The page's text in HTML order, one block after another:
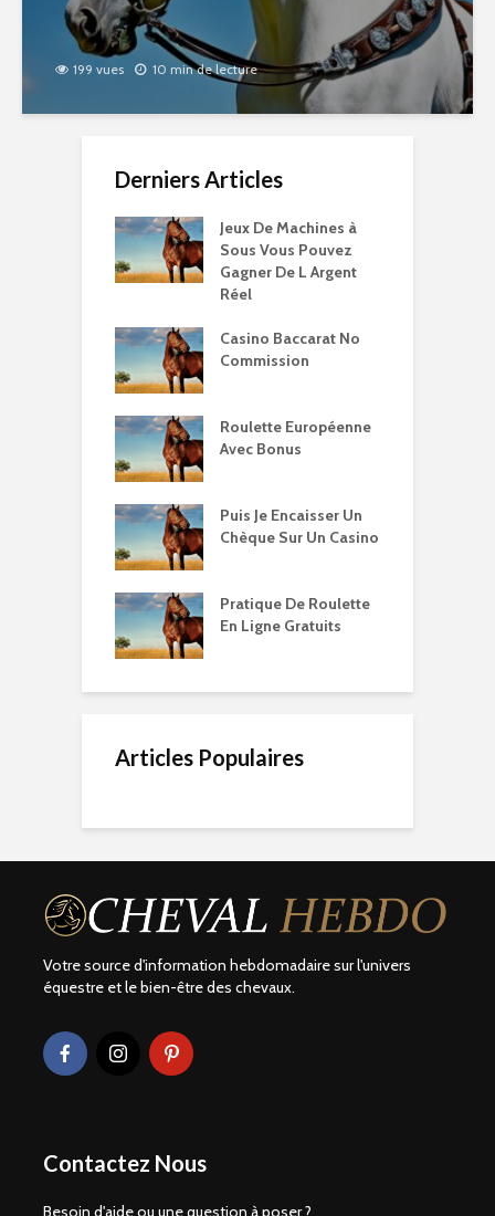
199 vues 10 min de lecture
Derniers Articles
Jeux De Machines à
Sous Vous Pouvez
Gagner De L Argent
Réel
Casino Baccarat No
Commission
Roulette Européenne
Avec Bonus
Puis Je Encaisser Un
Chèque Sur Un Casino
Pratique De Roulette
En Ligne Gratuits
Articles Populaires
Votre source d'information hebdomadaire sur l'univers
équestre et le bien-être des chevaux.
Contactez Nous
Besoin d'aide ou une question à poser ?